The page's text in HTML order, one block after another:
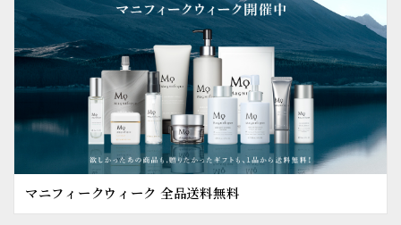
マニフィークウィーク 全品送料無料